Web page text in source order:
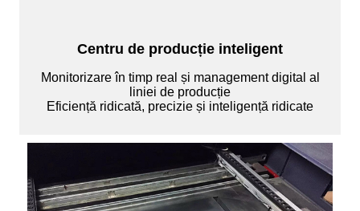
Centru de producție inteligent
Monitorizare în timp real și management digital al
liniei de producție
Eficiență ridicată, precizie și inteligență ridicate